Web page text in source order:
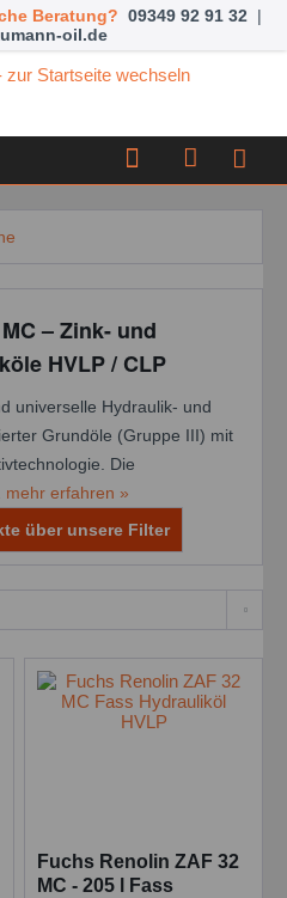
Beratung? 09349 92 91 32 |
oil.de
– Zink- und
HVLP / CLP
universelle Hydraulik- und
Grundöle (Gruppe III) mit
Die
mehr erfahren »
über unsere Filter
Fuchs Renolin ZAF 32
MC - 205 l Fass